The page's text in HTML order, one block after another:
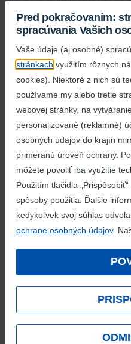
Pred pokračovaním:
spracúvania Vašich
Vaše údaje (aj osobné)
stránkach využitím rôznych
cookies). Niektoré z nich sú
používame my alebo tretie
webovej stránky, na
personalizované (reklamné)
osobných údajov do krajín
primeranú úroveň ochrany.
môžete povoliť iba využitie
Použitím tlačidla
spôsoby použitia. Ďalšie
kedykoľvek svoj súhlas
ochrane osobných údajov.
Robí im veľkú radosť.
To najmenej, čo sme
je poskytnúť jeho
prostriedky z
v dobrých rukáchvo
o neho mohli pri jeho
ťažkostiach
použiť na Jankove
v ambulantnej alebo
za neho veľmi pekne
Ďakujeme, že aj vy
potrebujú. V rámci
rukách venujeme za každé
vo veku do dovŕšených